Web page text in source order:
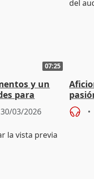
07:25
y un
para
30/03/2026
Volta